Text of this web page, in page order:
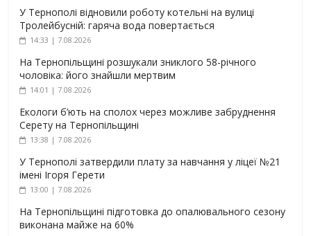
У Тернополі відновили роботу котельні на вулиці
Тролейбусній: гаряча вода повертається
14:33 | 7.08.2026
На Тернопільщині розшукали зниклого 58-річного
чоловіка: його знайшли мертвим
14:01 | 7.08.2026
Екологи б’ють на сполох через можливе забруднення
Серету на Тернопільщині
13:38 | 7.08.2026
У Тернополі затвердили плату за навчання у ліцеї №21
імені Ігоря Герети
13:00 | 7.08.2026
На Тернопільщині підготовка до опалювального сезону
виконана майже на 60%